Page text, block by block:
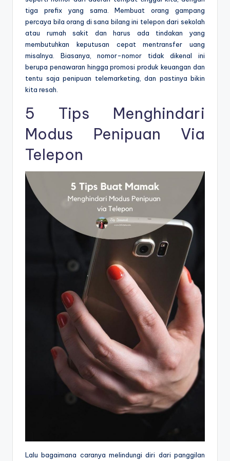
tiga prefix yang sama. Membuat orang gampang
percaya bila orang di sana bilang ini telepon dari sekolah
atau rumah sakit dan harus ada tindakan yang
membutuhkan keputusan cepat mentransfer uang
misalnya. Biasanya, nomor-nomor tidak dikenal ini
berupa penawaran hingga promosi produk keuangan dan
tentu saja penipuan telemarketing, dan pastinya bikin
kita resah.
5 Tips Menghindari
Modus Penipuan Via
Telepon
Lalu bagaimana caranya melindungi diri dari panggilan